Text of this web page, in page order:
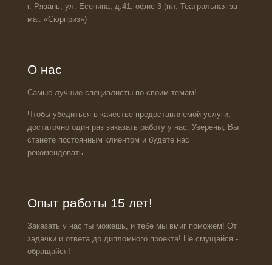
г. Рязань, ул. Есенина, д.41, офис 3 (пл. Театральная за
маг. «Сюрприз»)
О нас
Самые лучшие специалисты по своим темам!
Чтобы убедиться в качестве предоставляемой услуги,
достаточно один раз заказать работу у нас. Уверены, Вы
станете постоянным клиентом и будете нас
рекомендовать.
Опыт работы 15 лет!
Заказать у нас ты можешь, и тебе мы вмиг поможем! От
задачки и ответа до дипломного проекта! Не смущайся -
обращайся!